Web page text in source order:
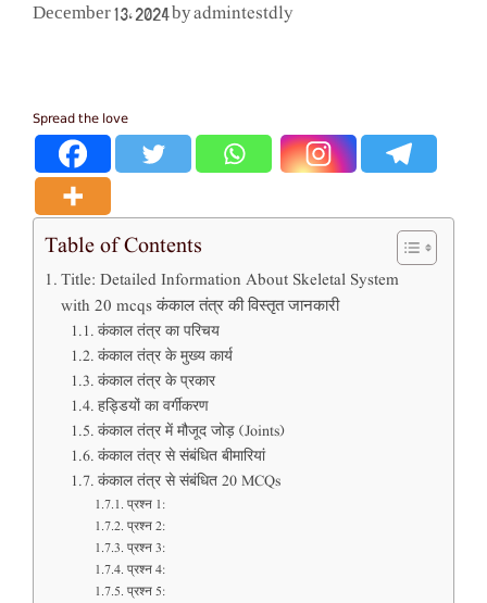
December 13, 2024 byadmintestdly
Spread the love
Table of Contents
Title: Detailed Information About Skeletal System
with 20 mcqs कंकाल तंत्र की विस्तृत जानकारी
कंकाल तंत्र का परिचय
कंकाल तंत्र के मुख्य कार्य
कंकाल तंत्र के प्रकार
हड्डियों का वर्गीकरण
कंकाल तंत्र में मौजूद जोड़ (Joints)
कंकाल तंत्र से संबंधित बीमारियां
कंकाल तंत्र से संबंधित 20 MCQs
प्रश्न 1:
प्रश्न 2:
प्रश्न 3:
प्रश्न 4:
प्रश्न 5: